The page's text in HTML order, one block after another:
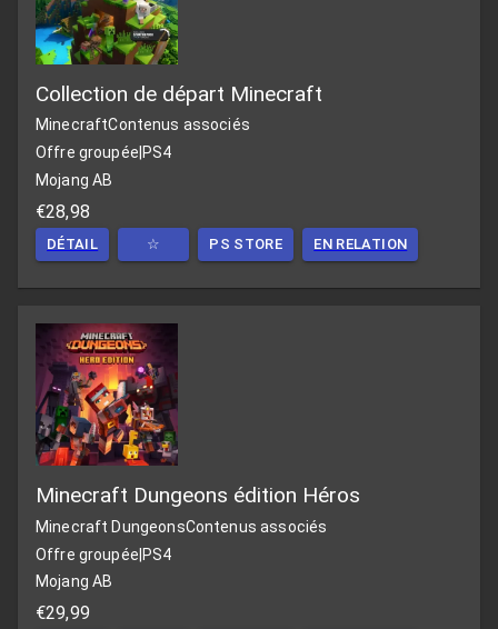
Collection de départ Minecraft
MinecraftContenus associés
Offre groupée PS4
Mojang AB
€28,98
DÉTAIL ☆ PS STORE EN RELATION
Minecraft Dungeons édition Héros
Minecraft DungeonsContenus associés
Offre groupée|PS4
Mojang AB
€29,99